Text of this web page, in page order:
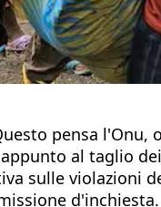
pensa
al taglio
sulle violazioni